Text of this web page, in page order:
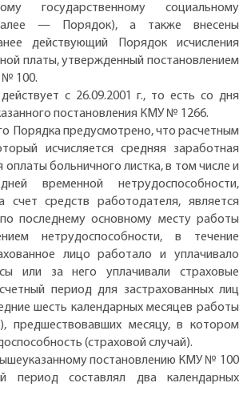
государственному социальному
— Порядок), а также внесены
действующий Порядок исчисления
платы, утвержденный постановлением
№ 100.
с 26.09.2001 г., то есть со дня
постановления КМУ № 1266.
Порядка предусмотрено, что расчетным
исчисляется средняя заработная
оплаты больничного листка, в том числе и
временной нетрудоспособности,
счет средств работодателя, является
последнему основному месту работы
нетрудоспособности, в течение
лицо работало и уплачивало
или за него уплачивали страховые
период для застрахованных лиц
шесть календарных месяцев работы
предшествовавших месяцу, в котором
(страховой случай).
постановлению КМУ № 100
период составлял два календарных